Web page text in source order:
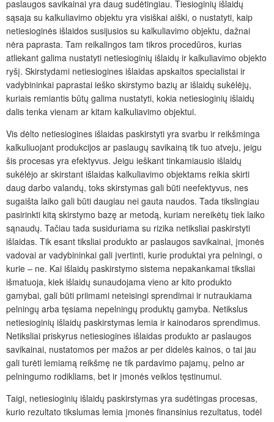
paslaugos savikainai yra daug sudėtingiau. Tiesioginių išlaidų
sąsaja su kalkuliavimo objektu yra visiškai aiški, o nustatyti, kaip
netiesioginės išlaidos susijusios su kalkuliavimo objektu, dažnai
nėra paprasta. Tam reikalingos tam tikros procedūros, kurias
atliekant galima nustatyti netiesioginių išlaidų ir kalkuliavimo objekto
ryšį. Skirstydami netiesiogines išlaidas apskaitos specialistai ir
vadybininkai paprastai ieško skirstymo bazių ar išlaidų sukėlėjų,
kuriais remiantis būtų galima nustatyti, kokia netiesioginių išlaidų
dalis tenka vienam ar kitam kalkuliavimo objektui.
Vis dėlto netiesiogines išlaidas paskirstyti yra svarbu ir reikšminga
kalkuliuojant produkcijos ar paslaugų savikainą tik tuo atveju, jeigu
šis procesas yra efektyvus. Jeigu ieškant tinkamiausio išlaidų
sukėlėjo ar skirstant išlaidas kalkuliavimo objektams reikia skirti
daug darbo valandų, toks skirstymas gali būti neefektyvus, nes
sugaišta laiko gali būti daugiau nei gauta naudos. Tada tikslingiau
pasirinkti kitą skirstymo bazę ar metodą, kuriam nereikėtų tiek laiko
sąnaudų. Tačiau tada susiduriama su rizika netiksliai paskirstyti
išlaidas. Tik esant tiksliai produkto ar paslaugos savikainai, įmonės
vadovai ar vadybininkai gali įvertinti, kurie produktai yra pelningi, o
kurie – ne. Kai išlaidų paskirstymo sistema nepakankamai tiksliai
išmatuoja, kiek išlaidų sunaudojama vieno ar kito produkto
gamybai, gali būti priimami neteisingi sprendimai ir nutraukiama
pelningų arba tęsiama nepelningų produktų gamyba. Netikslus
netiesioginių išlaidų paskirstymas lemia ir kainodaros sprendimus.
Netiksliai priskyrus netiesiogines išlaidas produkto ar paslaugos
savikainai, nustatomos per mažos ar per didelės kainos, o tai jau
gali turėti lemiamą reikšmę ne tik pardavimo pajamų, pelno ar
pelningumo rodikliams, bet ir įmonės veiklos tęstinumui.
Taigi, netiesioginių išlaidų paskirstymas yra sudėtingas procesas,
kurio rezultato tikslumas lemia įmonės finansinius rezultatus, todėl